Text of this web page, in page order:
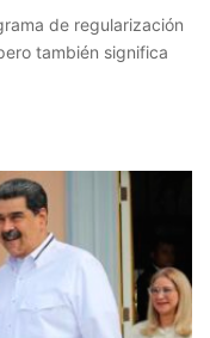
de regularización
también significa